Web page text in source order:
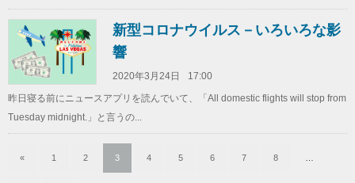
新型コロナウイルス－いろいろな影
響
2020年3月24日
17:00
昨日寝る前にニュースアプリを読んでいて、「All domestic flights will stop from
Tuesday midnight.」と言うの...
« 1 2 3 4 5 6 7 8